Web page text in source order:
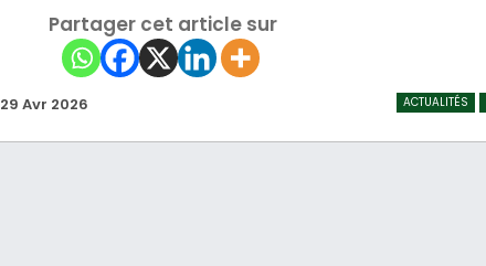
Partager cet article sur
ACTUALITÉS
29 Avr 2026